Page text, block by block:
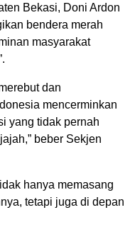
Bekasi, Doni Ardon
bendera merah
masyarakat
dan
mencerminkan
yang tidak pernah
beber Sekjen
hanya memasang
tetapi juga di depan